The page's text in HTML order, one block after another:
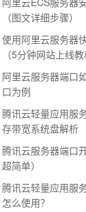
（图文详细步骤）
使用阿里云服务器
（5分钟网站上线教
阿里云服务器端口
口为例
腾讯云轻量应用服
存带宽系统盘解析
腾讯云服务器端口
超简单）
腾讯云轻量应用服
怎么使用？